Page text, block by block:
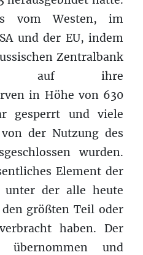
vom Westen, im
und der EU, indem
Zentralbank
auf ihre
in Höhe von 630
gesperrt und viele
der Nutzung des
wurden.
Element der
unter der alle heute
größten Teil oder
haben. Der
und